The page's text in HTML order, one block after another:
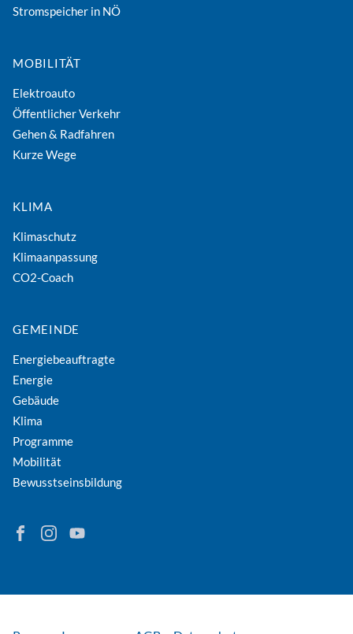
Stromspeicher in NÖ
MOBILITÄT
Elektroauto
Öffentlicher Verkehr
Gehen & Radfahren
Kurze Wege
KLIMA
Klimaschutz
Klimaanpassung
CO2-Coach
GEMEINDE
Energiebeauftragte
Energie
Gebäude
Klima
Programme
Mobilität
Bewusstseinsbildung
Finden Sie Energie in Niederösterreich auf Facebook
Folgen Sie Energie in Niederösterreich auf Instagram
Besuchen Sie den YouTube-Kanal der eNu